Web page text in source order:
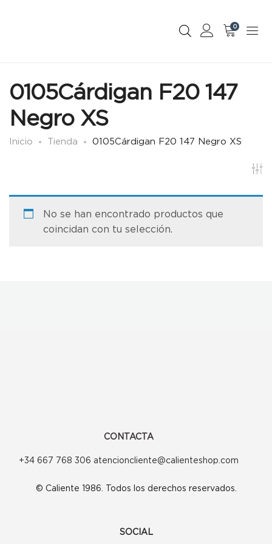
0
0105Cárdigan F20 147
Negro XS
Inicio Tienda 0105Cárdigan F20 147 Negro XS
No se han encontrado productos que
coincidan con tu selección.
CONTACTA
+34 667 768 306 atencioncliente@calienteshop.com
© Caliente 1986. Todos los derechos reservados.
SOCIAL